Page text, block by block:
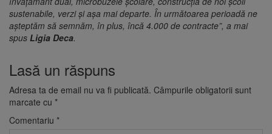
sustenabile, verzi şi aşa mai departe. În următoarea perioadă ne
aşteptăm să semnăm, în plus, încă 4.000 de contracte”, a mai
spus Ligia Deca.
Lasă un răspuns
Adresa ta de email nu va fi publicată. Câmpurile obligatorii sunt
marcate cu *
Comentariu *